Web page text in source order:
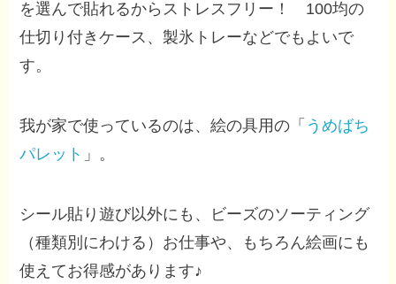
を選んで貼れるからストレスフリー！ 100均の
仕切り付きケース、製氷トレーなどでもよいで
す。
我が家で使っているのは、絵の具用の「 うめばち
パレット 」。
シール貼り遊び以外にも、ビーズのソーティング
（種類別にわける）お仕事や、もちろん絵画にも
使えてお得感があります♪